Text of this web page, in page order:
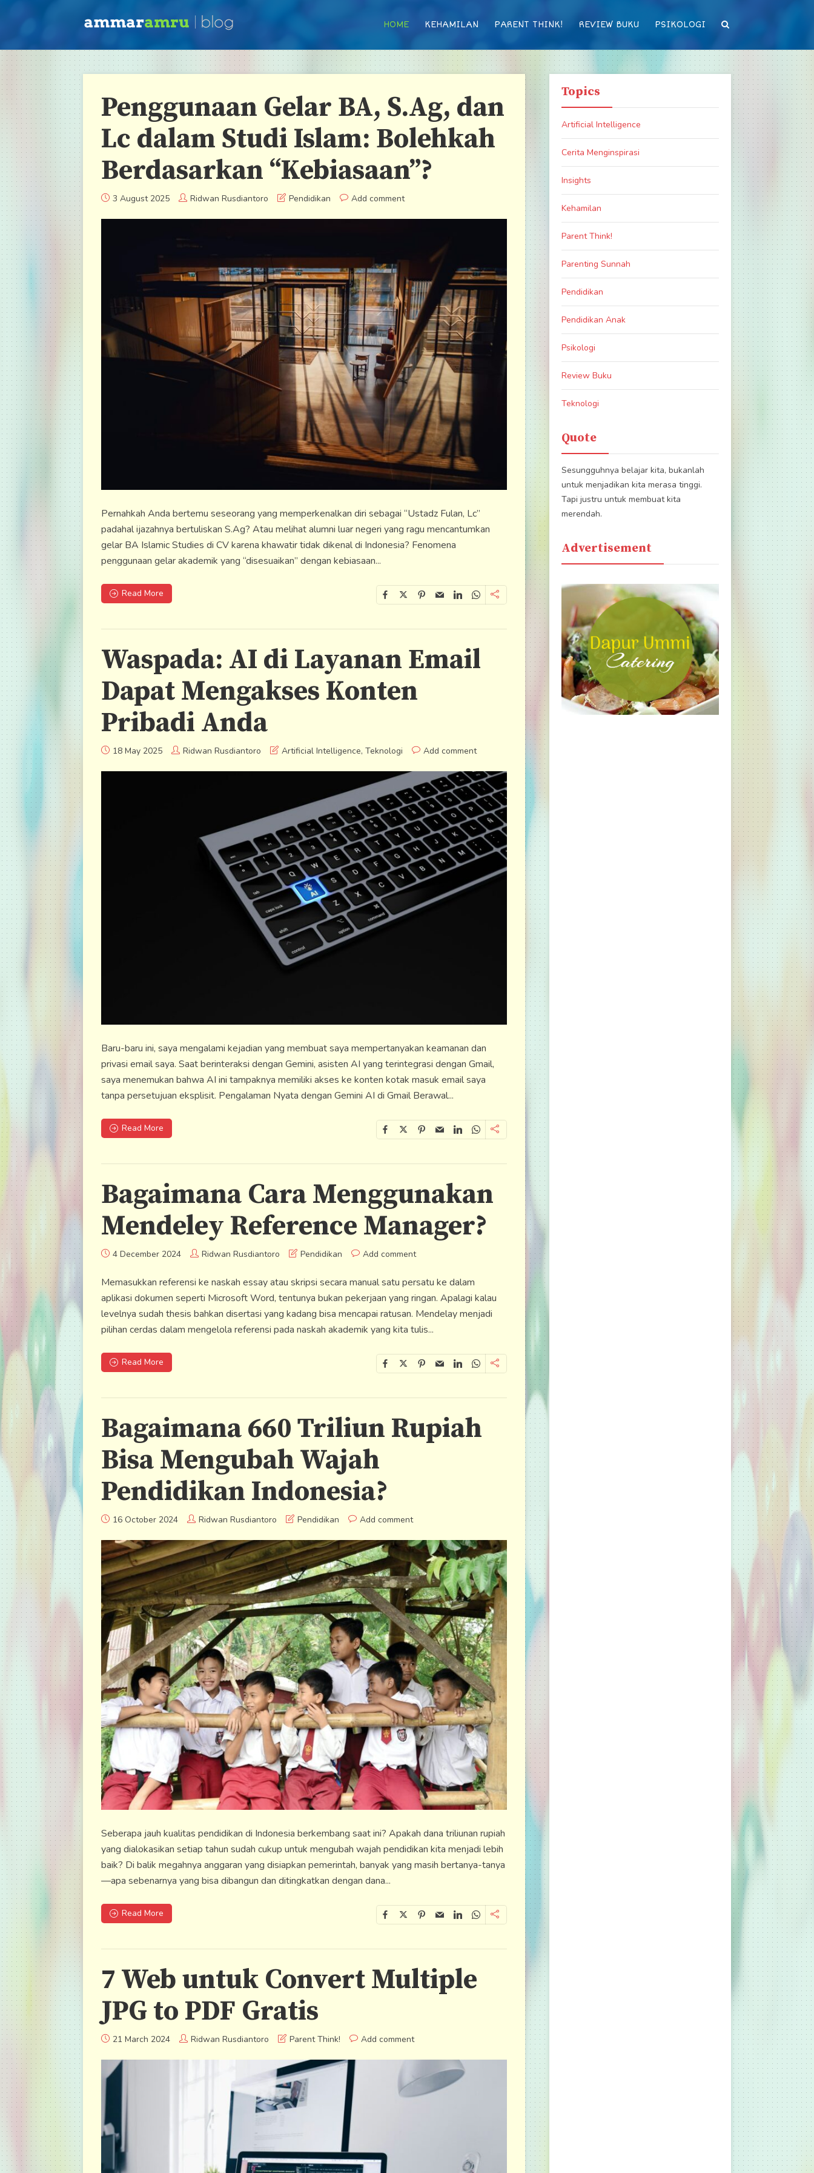
HOME KEHAMILAN PARENT THINK! REVIEW BUKU PSIKOLOGI
Penggunaan Gelar BA, S.Ag, dan
Lc dalam Studi Islam: Bolehkah
Berdasarkan “Kebiasaan”?
3 August 2025 Ridwan Rusdiantoro Pendidikan Add comment
Pernahkah Anda bertemu seseorang yang memperkenalkan diri sebagai “Ustadz Fulan, Lc”
padahal ijazahnya bertuliskan S.Ag? Atau melihat alumni luar negeri yang ragu mencantumkan
gelar BA Islamic Studies di CV karena khawatir tidak dikenal di Indonesia? Fenomena
penggunaan gelar akademik yang “disesuaikan” dengan kebiasaan...
Read More
Waspada: AI di Layanan Email
Dapat Mengakses Konten
Pribadi Anda
18 May 2025 Ridwan Rusdiantoro Artificial Intelligence, Teknologi Add comment
Baru-baru ini, saya mengalami kejadian yang membuat saya mempertanyakan keamanan dan
privasi email saya. Saat berinteraksi dengan Gemini, asisten AI yang terintegrasi dengan Gmail,
saya menemukan bahwa AI ini tampaknya memiliki akses ke konten kotak masuk email saya
tanpa persetujuan eksplisit. Pengalaman Nyata dengan Gemini AI di Gmail Berawal...
Read More
Bagaimana Cara Menggunakan
Mendeley Reference Manager?
4 December 2024 Ridwan Rusdiantoro Pendidikan Add comment
Memasukkan referensi ke naskah essay atau skripsi secara manual satu persatu ke dalam
aplikasi dokumen seperti Microsoft Word, tentunya bukan pekerjaan yang ringan. Apalagi kalau
levelnya sudah thesis bahkan disertasi yang kadang bisa mencapai ratusan. Mendelay menjadi
pilihan cerdas dalam mengelola referensi pada naskah akademik yang kita tulis...
Read More
Bagaimana 660 Triliun Rupiah
Bisa Mengubah Wajah
Pendidikan Indonesia?
16 October 2024 Ridwan Rusdiantoro Pendidikan Add comment
Seberapa jauh kualitas pendidikan di Indonesia berkembang saat ini? Apakah dana triliunan rupiah
yang dialokasikan setiap tahun sudah cukup untuk mengubah wajah pendidikan kita menjadi lebih
baik? Di balik megahnya anggaran yang disiapkan pemerintah, banyak yang masih bertanya-tanya
—apa sebenarnya yang bisa dibangun dan ditingkatkan dengan dana...
Read More
7 Web untuk Convert Multiple
JPG to PDF Gratis
21 March 2024 Ridwan Rusdiantoro Parent Think! Add comment
Topics
Artificial Intelligence
Cerita Menginspirasi
Insights
Kehamilan
Parent Think!
Parenting Sunnah
Pendidikan
Pendidikan Anak
Psikologi
Review Buku
Teknologi
Quote
Sesungguhnya belajar kita, bukanlah
untuk menjadikan kita merasa tinggi.
Tapi justru untuk membuat kita
merendah.
Advertisement